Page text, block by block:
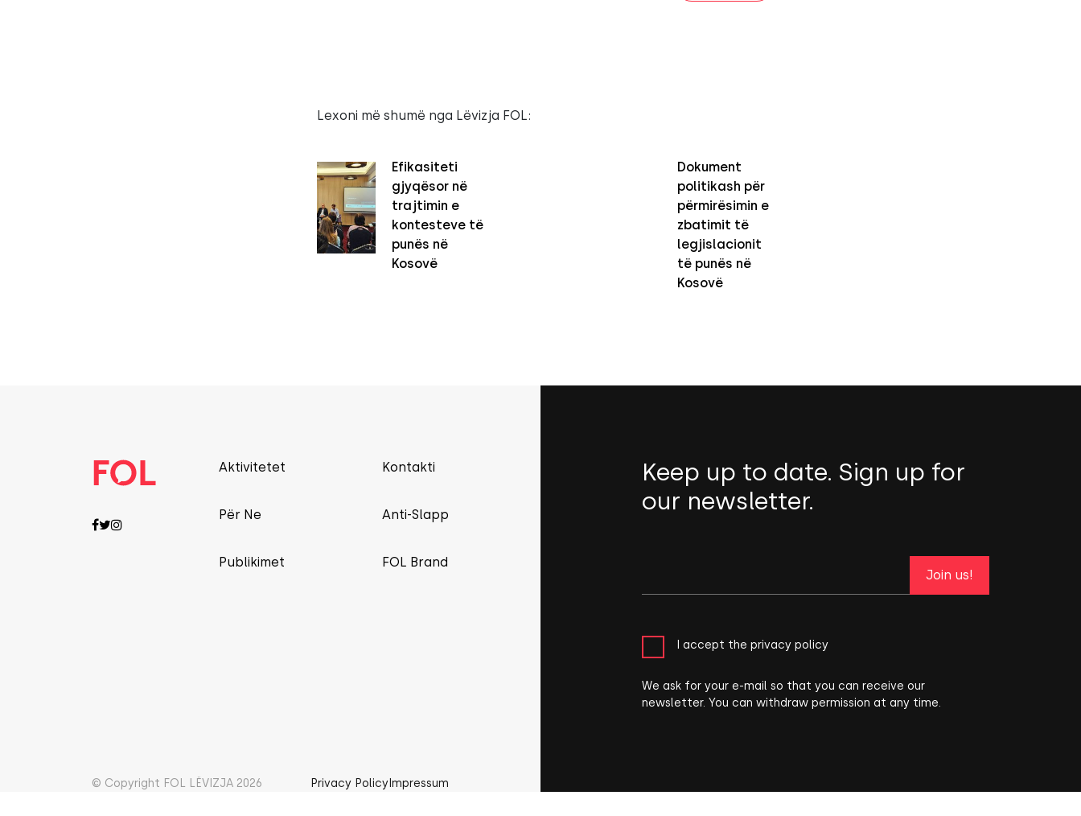
Lexoni më shumë nga Lëvizja FOL:
Efikasiteti
gjyqësor në
trajtimin e
kontesteve të
punës në
Kosovë
Dokument
politikash për
përmirësimin e
zbatimit të
legjislacionit
të punës në
Kosovë
Aktivitetet
Për Ne
Publikimet
Kontakti
Anti-Slapp
FOL Brand
© Copyright FOL LËVIZJA 2026 Privacy Policy Impressum
Keep up to date. Sign up for
our newsletter.
Join us!
I accept the privacy policy
We ask for your e-mail so that you can receive our
newsletter. You can withdraw permission at any time.